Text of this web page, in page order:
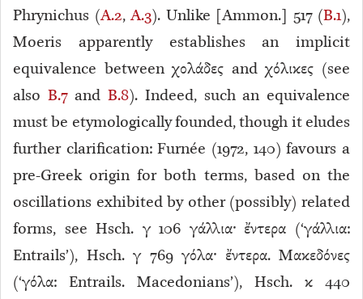
Phrynichus (A.2,A.3). Unlike [Ammon.] 517 (B.1),
Moeris apparently establishes an implicit
equivalence between χολάδες and χόλικες (see
also B.7andB.8). Indeed, such an equivalence
must be etymologically founded, though it eludes
further clarification: Furnée (1972, 140) favours a
pre-Greek origin for both terms, based on the
oscillations exhibited by other (possibly) related
forms, see Hsch. γ 106 γάλλια· ἔντερα (‘γάλλια:
Entrails’), Hsch. γ 769 γόλα· ἔντερα. Μακεδόνες
(‘γόλα: Entrails. Macedonians’), Hsch. κ 440